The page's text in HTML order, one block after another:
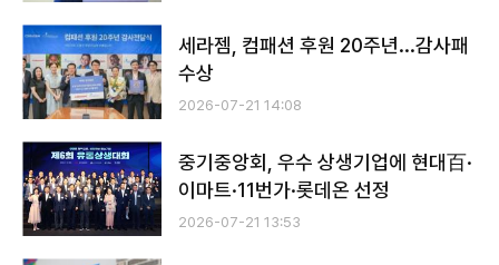
세라젬, 컴패션 후원 20주년...감사패
수상
2026-07-21 14:08
중기중앙회, 우수 상생기업에 현대百·
이마트·11번가·롯데온 선정
2026-07-21 13:53